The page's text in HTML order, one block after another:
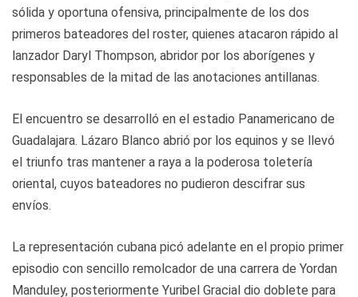
sólida y oportuna ofensiva, principalmente de los dos
primeros bateadores del roster, quienes atacaron rápido al
lanzador Daryl Thompson, abridor por los aborígenes y
responsables de la mitad de las anotaciones antillanas.
El encuentro se desarrolló en el estadio Panamericano de
Guadalajara. Lázaro Blanco abrió por los equinos y se llevó
el triunfo tras mantener a raya a la poderosa toletería
oriental, cuyos bateadores no pudieron descifrar sus
envíos.
La representación cubana picó adelante en el propio primer
episodio con sencillo remolcador de una carrera de Yordan
Manduley, posteriormente Yuribel Gracial dio doblete para